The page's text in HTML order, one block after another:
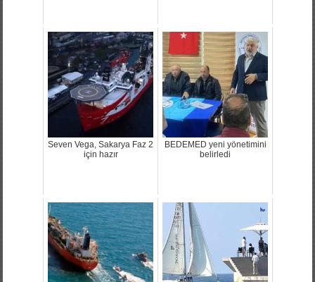
Seven Vega, Sakarya Faz 2
için hazır
BEDEMED yeni yönetimini
belirledi